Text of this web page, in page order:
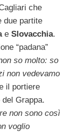
che
due partite
e Slovacchia.
“padana”
so molto: so
non vedevamo
il portiere
Grappa.
non sono così
voglio